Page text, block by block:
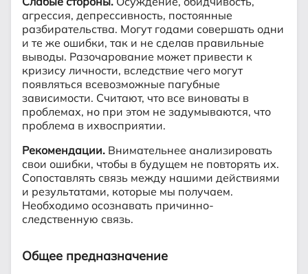
агрессия, депрессивность, постоянные
разбирательства. Могут годами совершать одни
и те же ошибки, так и не сделав правильные
выводы. Разочарование может привести к
кризису личности, вследствие чего могут
появляться всевозможные пагубные
зависимости. Считают, что все виноваты в
проблемах, но при этом не задумываются, что
проблема в ихвосприятии.
Рекомендации. Внимательнее анализировать
свои ошибки, чтобы в будущем не повторять их.
Сопоставлять связь между нашими действиями
и результатами, которые мы получаем.
Необходимо осознавать причинно-
следственную связь.
Общее предназначение